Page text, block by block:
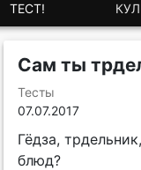
ТЕСТ!
Сам ты
Тесты
07.07.2017
Гёдза,
блюд?